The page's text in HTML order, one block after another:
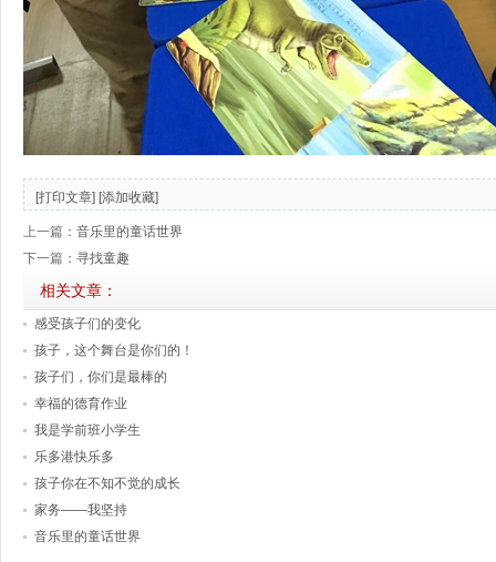
[打印文章] [添加收藏]
上一篇： 音乐里的童话世界
下一篇： 寻找童趣
相关文章：
感受孩子们的变化
孩子，这个舞台是你们的！
孩子们，你们是最棒的
幸福的德育作业
我是学前班小学生
乐多港快乐多
孩子你在不知不觉的成长
家务——我坚持
音乐里的童话世界